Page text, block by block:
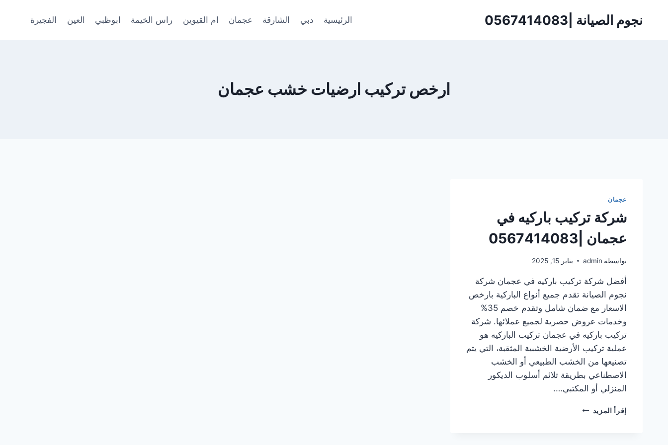
نجوم الصيانة |0567414083 الرئيسية دبي الشارقة عجمان ام القيوين راس الخيمة ابوظبي العين الفجيرة
ارخص تركيب ارضيات خشب عجمان
عجمان
شركة تركيب باركيه في
عجمان |0567414083
بواسطة admin يناير 15, 2025
أفضل شركة تركيب باركيه في عجمان شركة
نجوم الصيانة تقدم جميع أنواع الباركية بارخص
الاسعار مع ضمان شامل وتقدم خصم 35%
وخدمات عروض حصرية لجميع عملائها. شركة
تركيب باركيه في عجمان تركيب الباركيه هو
عملية تركيب الأرضية الخشبية المثقبة، التي يتم
تصنيعها من الخشب الطبيعي أو الخشب
الاصطناعي بطريقة تلائم أسلوب الديكور
المنزلي أو المكتبي….
إقرأ المزيد شركة